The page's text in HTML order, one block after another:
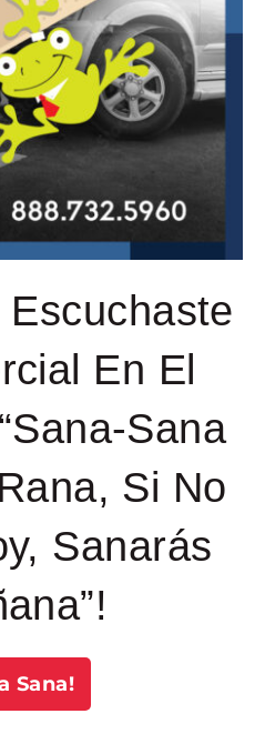
Escuchaste
En El
Sana
Si No
Sanarás
Sana!